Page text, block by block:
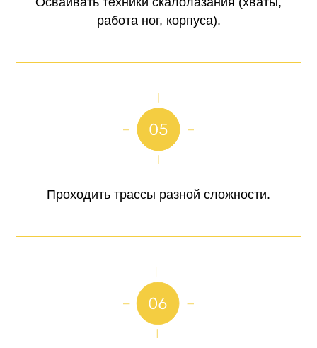
работа ног, корпуса).
Проходить трассы разной сложности.